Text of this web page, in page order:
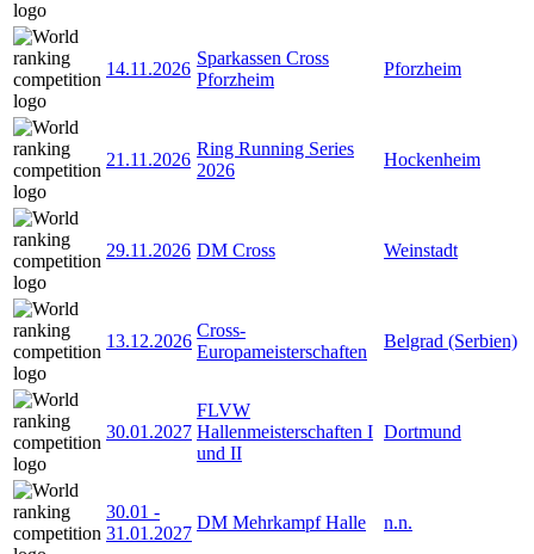
14.11.2026
Sparkassen Cross
Pforzheim
Pforzheim
21.11.2026
Ring Running Series
2026
Hockenheim
29.11.2026 DM Cross Weinstadt
13.12.2026
Cross-
Europameisterschaften
Belgrad (Serbien)
30.01.2027
FLVW
Hallenmeisterschaften I
und II
Dortmund
30.01 -
31.01.2027
DM Mehrkampf Halle n.n.